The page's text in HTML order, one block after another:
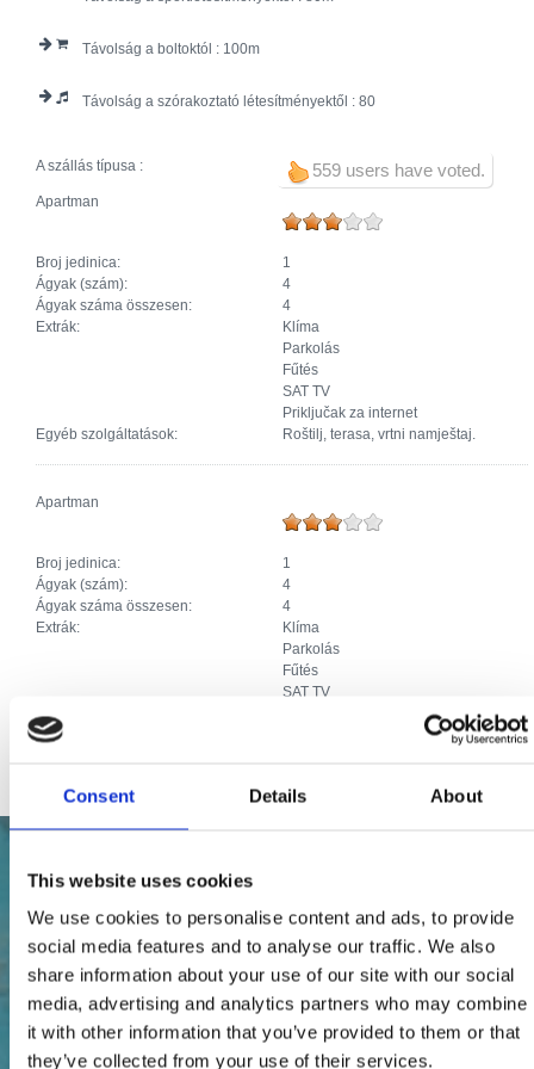
Consent Details About
This website uses cookies
We use cookies to personalise content and ads, to provide
social media features and to analyse our traffic. We also
share information about your use of our site with our social
media, advertising and analytics partners who may combine
it with other information that you’ve provided to them or that
they’ve collected from your use of their services.
Távolság a boltoktól : 100
Távolság a szórakoztató létesítményektől : 80
559 users have voted.
A szállás típusa :
Apartman
Broj jedinica:
1
Ágyak (szám):
4
Ágyak száma összesen:
4
Extrák:
Klíma
Parkolás
Fűtés
SAT TV
Priključak za internet
Egyéb szolgáltatások:
Roštilj, terasa, vrtni namještaj.
Apartman
Broj jedinica:
1
Ágyak (szám):
4
Ágyak száma összesen:
4
Extrák:
Klíma
Parkolás
Fűtés
SAT TV
Egyéb szolgáltatások:
Roštilj, terasa, vrtni namještaj.